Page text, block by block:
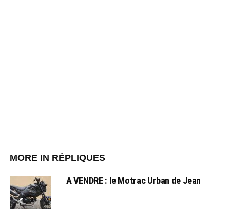
MORE IN RÉPLIQUES
A VENDRE : le Motrac Urban de Jean